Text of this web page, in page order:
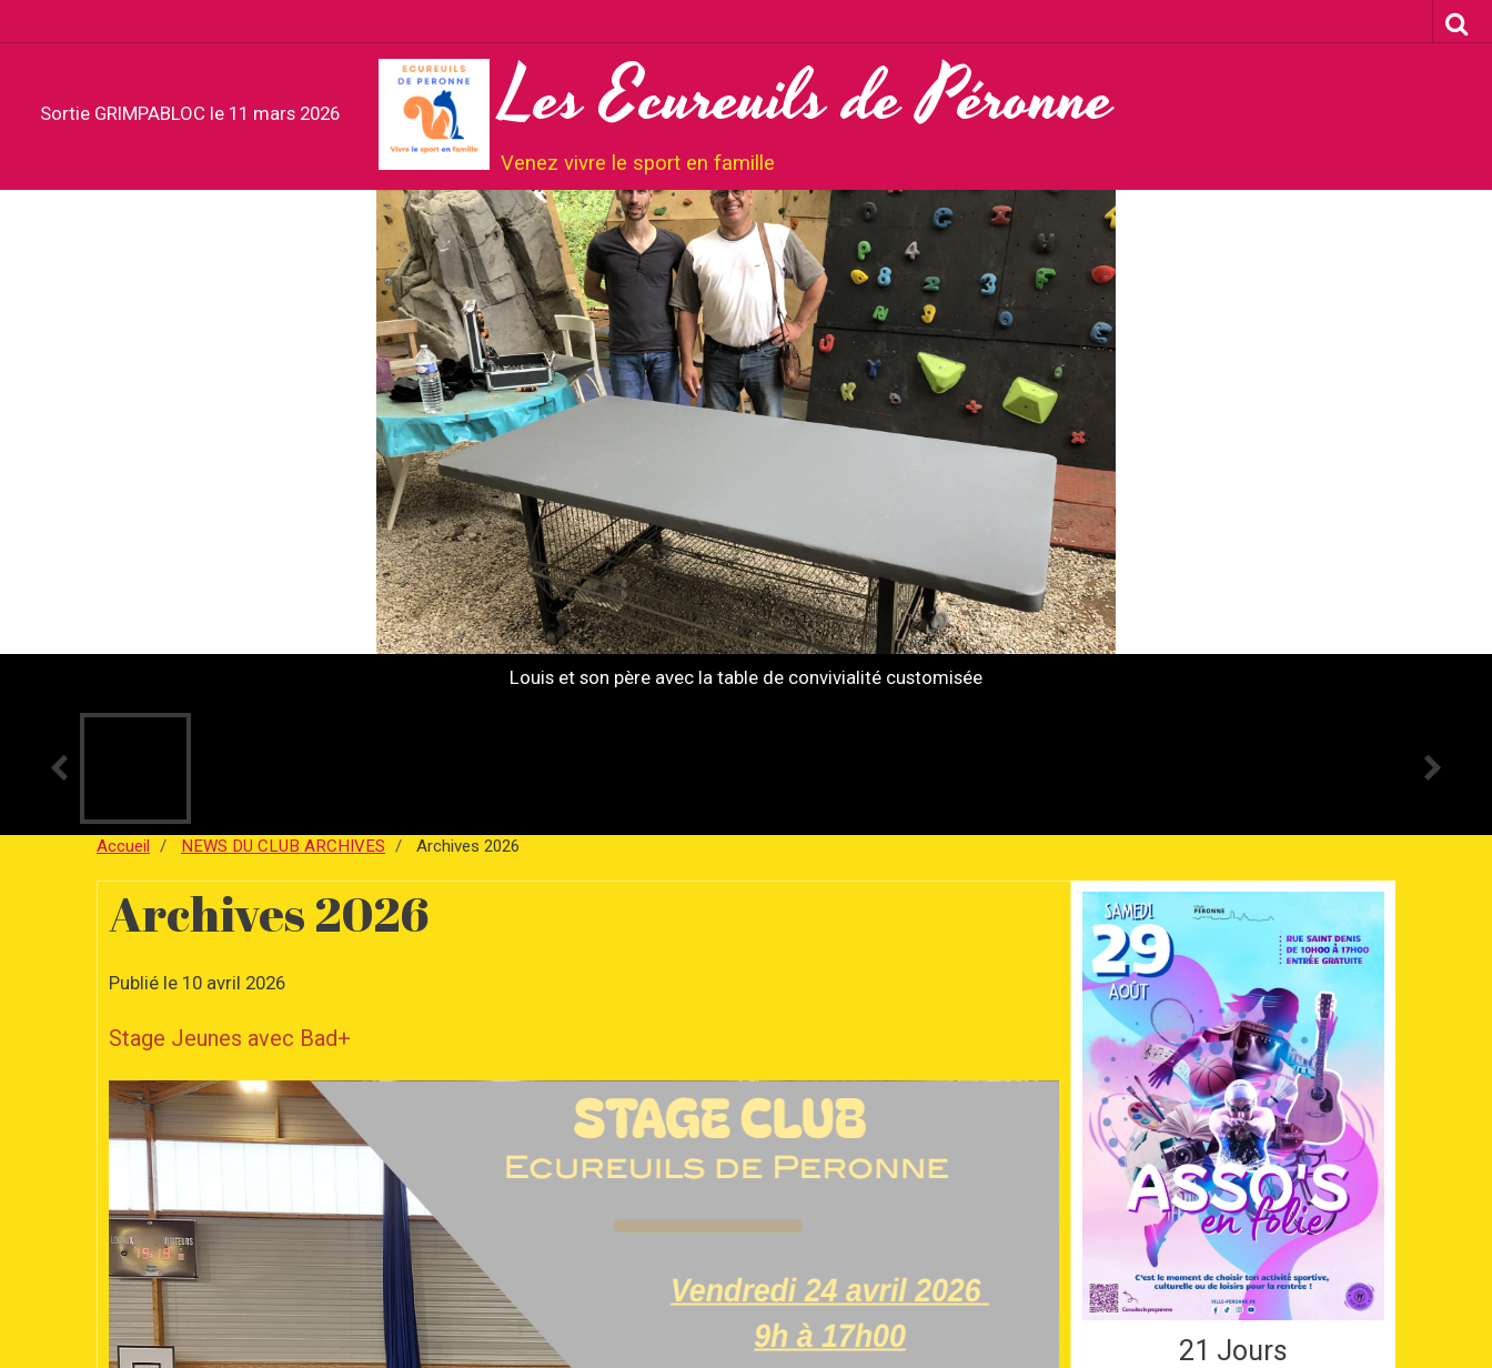
Sortie GRIMPABLOC le 11 mars 2026 Les Ecureuils de Péronne
Venez vivre le sport en famille
Louis et son père avec la table de convivialité customisée
Accueil NEWS DU CLUB ARCHIVES Archives 2026
Archives 2026
Publié le 10 avril 2026
Stage Jeunes avec Bad+
21 Jours